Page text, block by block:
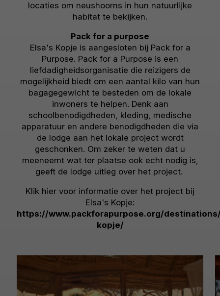
locaties om neushoorns in hun natuurlijke
habitat te bekijken.
Pack for a purpose
Elsa's Kopje is aangesloten bij Pack for a
Purpose. Pack for a Purpose is een
liefdadigheidsorganisatie die reizigers de
mogelijkheid biedt om een aantal kilo van hun
bagagegewicht te besteden om de lokale
inwoners te helpen. Denk aan
schoolbenodigdheden, kleding, medische
apparatuur en andere benodigdheden die via
de lodge aan het lokale project wordt
geschonken. Om zeker te weten dat u
meeneemt wat ter plaatse ook echt nodig is,
geeft de lodge uitleg over het project.
Klik hier voor informatie over het project bij
Elsa's Kopje:
https://www.packforapurpose.org/
kopje/